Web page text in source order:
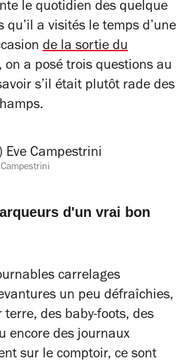
le quotidien des quelque
a visités le temps d’une
de la sortie du
on a posé trois questions au
s’il était plutôt rade des
d'un vrai bon
carrelages
un peu défraîchies,
des baby-foots, des
encore des journaux
sur le comptoir, ce sont